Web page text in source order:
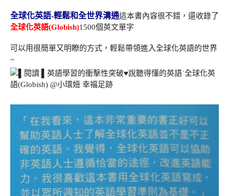
全球化英語-輕鬆和全世界溝通這本書內容很不錯，還收錄了
全球化英語(Globish)1500個英文單字
可以用很簡單又明瞭的方式，輕鬆帶領進入全球化英語的世界
~